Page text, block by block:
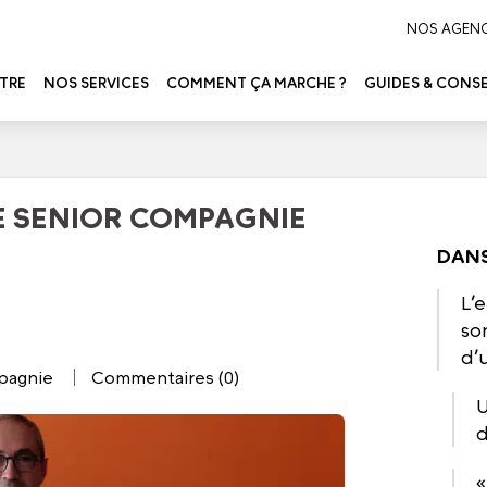
NOS
NOS SERVICES COMMENT ÇA MARCHE ? GUIDES &
SENIOR COMPAGNIE
Commentaires (0)